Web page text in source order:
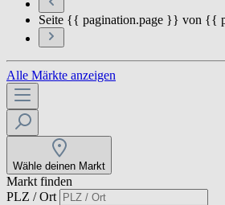
Seite {{ pagination.page }} von {{
Alle Märkte anzeigen
Wähle deinen Markt
Markt finden
PLZ / Ort